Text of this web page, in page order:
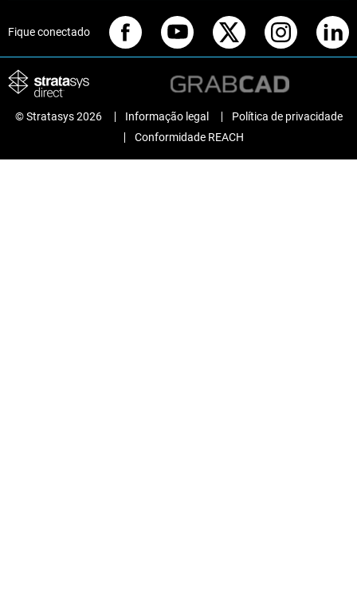
Fique conectado
© Stratasys 2026 Informação legal
Política de privacidade
Conformidade REACH